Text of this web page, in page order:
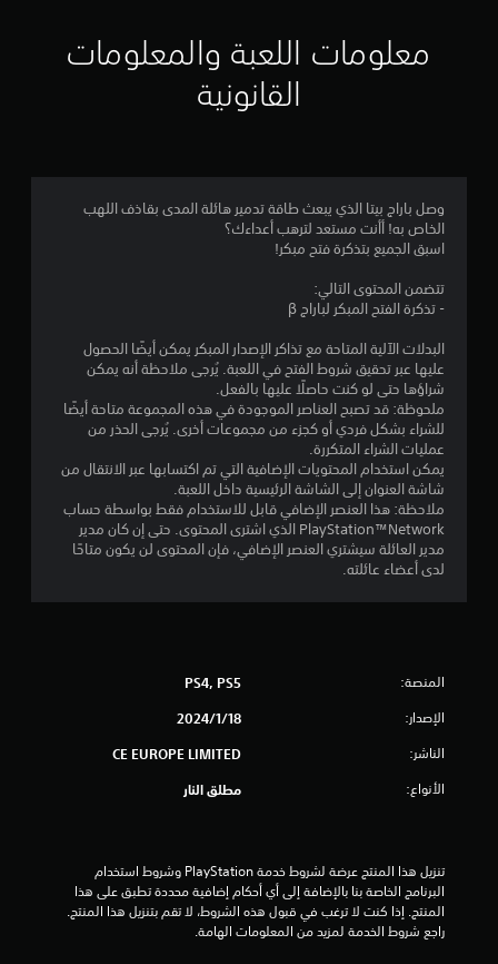
م
معلومات اللعبة والمعلومات
القانونية
وصل باراج بيتا الذي يبعث طاقة تدمير هائلة المدى بقاذف اللهب
الخاص به! أأنت مستعد لترهب أعداءك؟
اسبق الجميع بتذكرة فتح مبكر!
تتضمن المحتوى التالي:
- تذكرة الفتح المبكر لباراج β
البدلات الآلية المتاحة مع تذاكر الإصدار المبكر يمكن أيضًا الحصول
عليها عبر تحقيق شروط الفتح في اللعبة. يُرجى ملاحظة أنه يمكن
شراؤها حتى لو كنت حاصلًا عليها بالفعل.
ملحوظة: قد تصبح العناصر الموجودة في هذه المجموعة متاحة أيضًا
للشراء بشكل فردي أو كجزء من مجموعات أخرى. يُرجى الحذر من
عمليات الشراء المتكررة.
يمكن استخدام المحتويات الإضافية التي تم اكتسابها عبر الانتقال من
شاشة العنوان إلى الشاشة الرئيسية داخل اللعبة.
ملاحظة: هذا العنصر الإضافي قابل للاستخدام فقط بواسطة حساب
PlayStation™Network الذي اشترى المحتوى. حتى إن كان مدير
مدير العائلة سيشتري العنصر الإضافي، فإن المحتوى لن يكون متاحًا
لدى أعضاء عائلته.
المنصة: PS4, PS5
الإصدار: 18‏/1‏/2024
الناشر: CE EUROPE LIMITED
الأنواع: مطلق النار
راجع شروط الخدمة لمزيد من المعلومات الهامة.